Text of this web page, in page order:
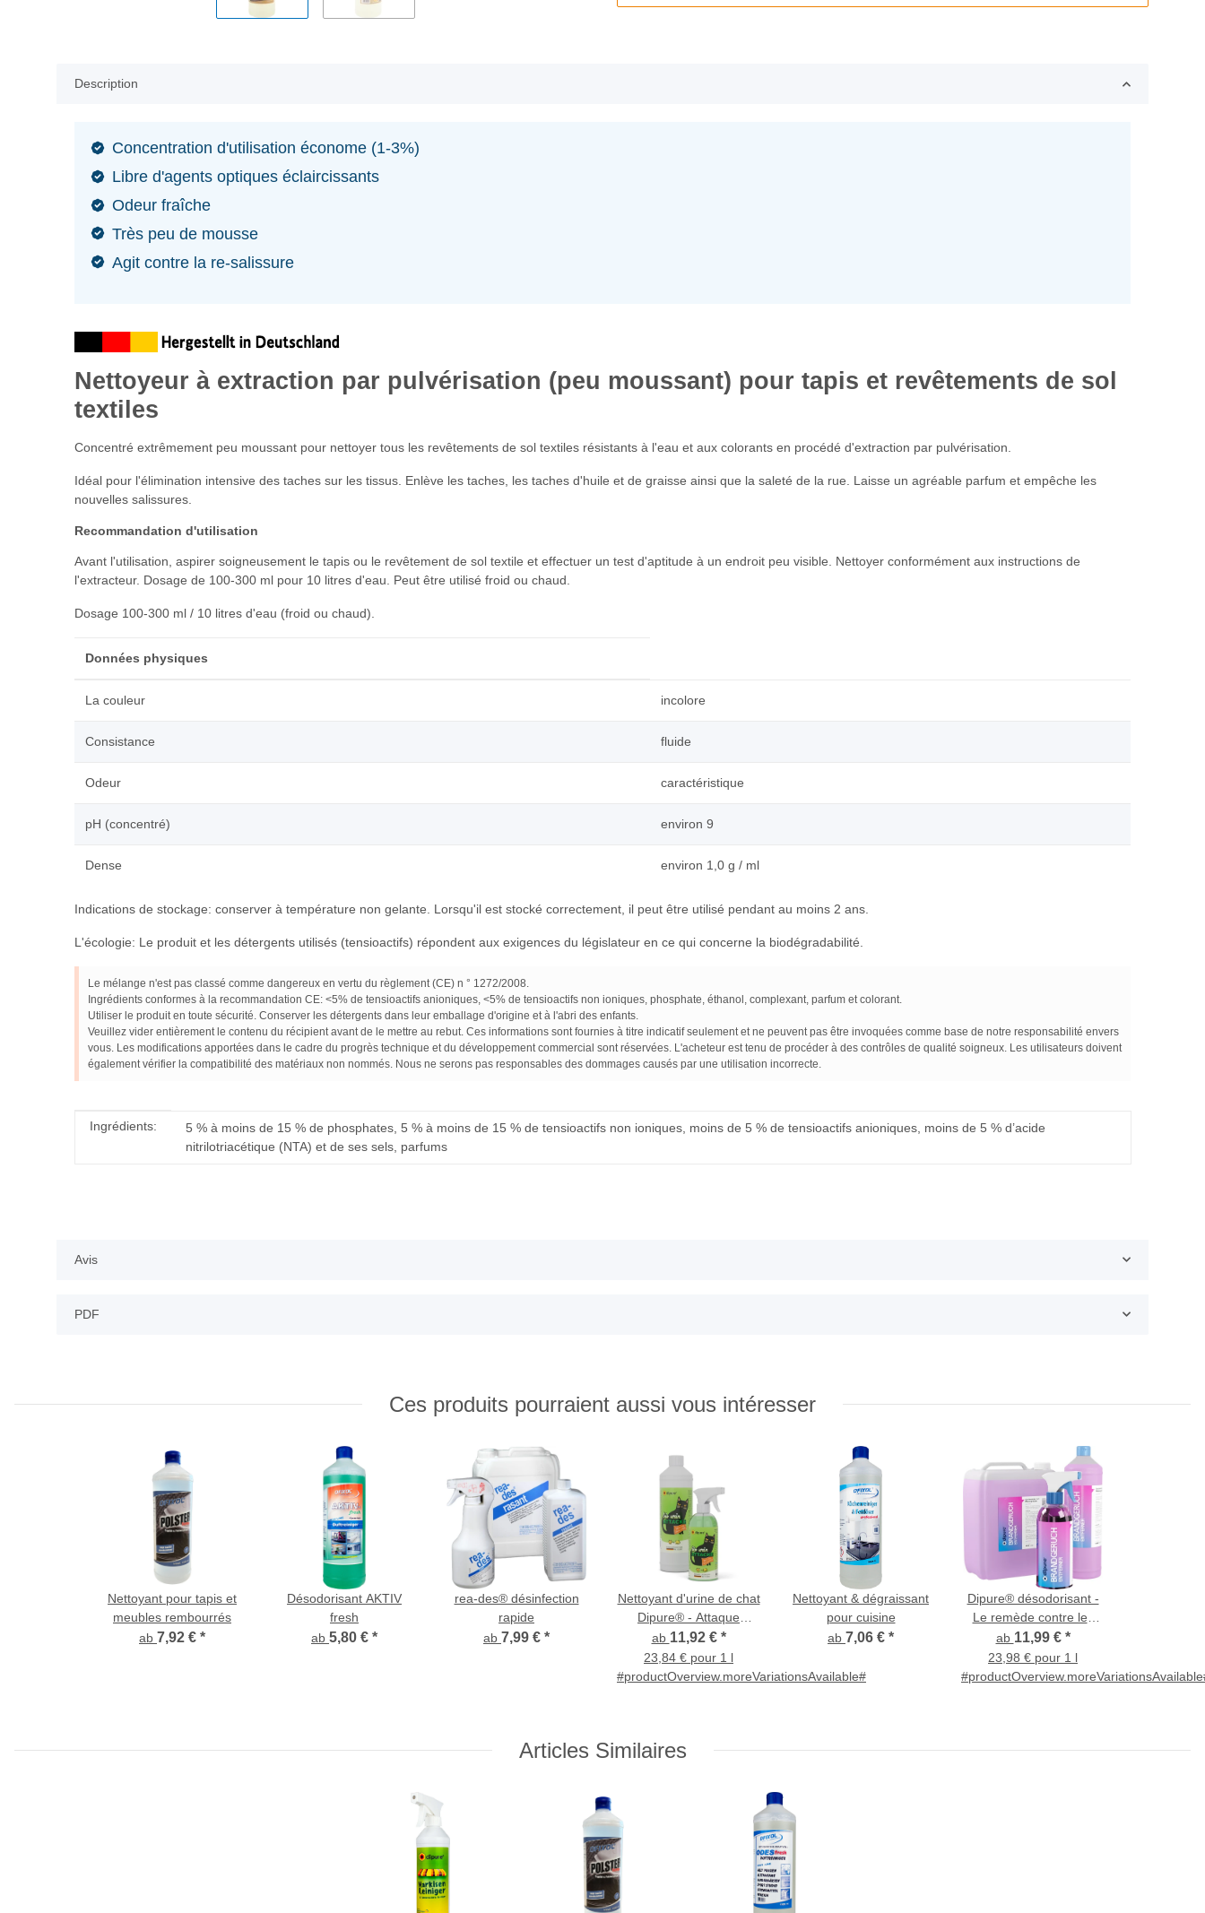
Description
Concentration d'utilisation économe (1-3%)
Libre d'agents optiques éclaircissants
Odeur fraîche
Très peu de mousse
Agit contre la re-salissure
Nettoyeur à extraction par pulvérisation (peu moussant) pour tapis et revêtements de sol
textiles
Concentré extrêmement peu moussant pour nettoyer tous les revêtements de sol textiles résistants à l'eau et aux colorants en procédé d'extraction par pulvérisation.
Idéal pour l'élimination intensive des taches sur les tissus. Enlève les taches, les taches d'huile et de graisse ainsi que la saleté de la rue. Laisse un agréable parfum et empêche les
nouvelles salissures.
Recommandation d'utilisation
Avant l'utilisation, aspirer soigneusement le tapis ou le revêtement de sol textile et effectuer un test d'aptitude à un endroit peu visible. Nettoyer conformément aux instructions de
l'extracteur. Dosage de 100-300 ml pour 10 litres d'eau. Peut être utilisé froid ou chaud.
Dosage 100-300 ml / 10 litres d'eau (froid ou chaud).
Données physiques
La couleur incolore
Consistance fluide
Odeur caractéristique
pH (concentré) environ 9
Dense environ 1,0 g / ml
Indications de stockage: conserver à température non gelante. Lorsqu'il est stocké correctement, il peut être utilisé pendant au moins 2 ans.
L'écologie: Le produit et les détergents utilisés (tensioactifs) répondent aux exigences du législateur en ce qui concerne la biodégradabilité.
Le mélange n'est pas classé comme dangereux en vertu du règlement (CE) n ° 1272/2008.
Ingrédients conformes à la recommandation CE: <5% de tensioactifs anioniques, <5% de tensioactifs non ioniques, phosphate, éthanol, complexant, parfum et colorant.
Utiliser le produit en toute sécurité. Conserver les détergents dans leur emballage d'origine et à l'abri des enfants.
Veuillez vider entièrement le contenu du récipient avant de le mettre au rebut. Ces informations sont fournies à titre indicatif seulement et ne peuvent pas être invoquées comme base de notre responsabilité envers
vous. Les modifications apportées dans le cadre du progrès technique et du développement commercial sont réservées. L'acheteur est tenu de procéder à des contrôles de qualité soigneux. Les utilisateurs doivent
également vérifier la compatibilité des matériaux non nommés. Nous ne serons pas responsables des dommages causés par une utilisation incorrecte.
#productDetails.itemInformation#
#productDetails.itemValue#
Ingrédients:
5 % à moins de 15 % de phosphates, 5 % à moins de 15 % de tensioactifs non ioniques, moins de 5 % de tensioactifs anioniques, moins de 5 % d’acide
nitrilotriacétique (NTA) et de ses sels, parfums
Avis
PDF
Ces produits pourraient aussi vous intéresser
Nettoyant pour tapis et
meubles rembourrés
ab 7,92 € *
Désodorisant AKTIV
fresh
ab 5,80 € *
rea-des® désinfection
rapide
ab 7,99 € *
Nettoyant d'urine de chat
Dipure® - Attaque
d'urine biologique -
Éliminateur d'odeurs à
micro-organismes
ab 11,92 € *
23,84 € pour 1 l
#productOverview.moreVariationsAvailable#
Nettoyant & dégraissant
pour cuisine
ab 7,06 € *
Dipure® désodorisant -
Le remède contre les
odeurs de brûlé
ab 11,99 € *
23,98 € pour 1 l
Articles Similaires